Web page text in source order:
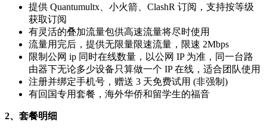
提供 Quantumultx、小火箭、ClashR 订阅，支持按等级
获取订阅
有灵活的叠加流量包供高速流量将尽时使用
流量用完后，提供无限量限速流量，限速 2Mbps
限制公网 ip 同时在线数量，以公网 IP 为准，同一台路
由器下无论多少设备只算做一个 IP 在线，适合团队使用
注册并绑定手机号，赠送 3 天免费试用 (非强制)
有回国专用套餐，海外华侨和留学生的福音
2、套餐明细